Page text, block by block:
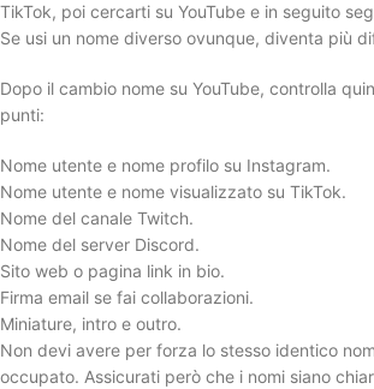
TikTok, poi cercarti su YouTube e in seguito
Se usi un nome diverso ovunque, diventa più
Dopo il cambio nome su YouTube, controlla
punti:
Nome utente e nome profilo su Instagram.
Nome utente e nome visualizzato su TikTok.
Nome del canale Twitch.
Nome del server Discord.
Sito web o pagina link in bio.
Firma email se fai collaborazioni.
Miniature, intro e outro.
Non devi avere per forza lo stesso identico
occupato. Assicurati però che i nomi siano